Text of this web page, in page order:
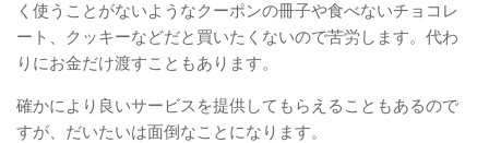
く使うことがないようなクーポンの冊子や食べないチョコレ
ート、クッキーなどだと買いたくないので苦労します。代わ
りにお金だけ渡すこともあります。
確かにより良いサービスを提供してもらえることもあるので
すが、だいたいは面倒なことになります。